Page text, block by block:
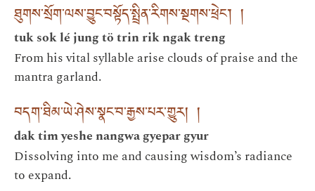
ཐུགས་སྲོག་ལས་བྱུང་བསྟོད་སྤྲིན་རིགས་སྔགས་ཕྲེང་། །
tuk sok lé jung tö trin rik ngak treng
From his vital syllable arise clouds of praise and the
mantra garland.
བདག་ཐིམ་ཡེ་ཤེས་སྣང་བ་རྒྱས་པར་གྱུར། །
dak tim yeshe nangwa gyepar gyur
Dissolving into me and causing wisdom’s radiance
to expand.